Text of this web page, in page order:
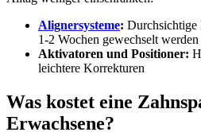
Alignersysteme: Durchsichtige
1-2 Wochen gewechselt werden
Aktivatoren und Positioner:
leichtere Korrekturen
Was kostet eine
Erwachsene?